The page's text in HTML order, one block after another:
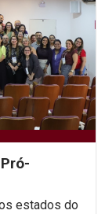
estados do